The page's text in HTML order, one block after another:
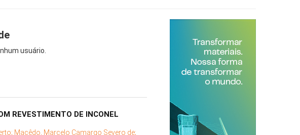
usuário.
REVESTIMENTO DE INCONEL
Macêdo, Marcelo Camargo Severo de;